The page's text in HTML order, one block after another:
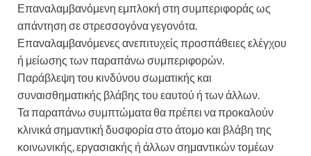
Επαναλαμβανόμενη εμπλοκή στη συμπεριφοράς ως
απάντηση σε στρεσσογόνα γεγονότα.
Επαναλαμβανόμενες ανεπιτυχείς προσπάθειες ελέγχου
ή μείωσης των παραπάνω συμπεριφορών.
Παράβλεψη του κινδύνου σωματικής και
συναισθηματικής βλάβης του εαυτού ή των άλλων.
Τα παραπάνω συμπτώματα θα πρέπει να προκαλούν
κλινικά σημαντική δυσφορία στο άτομο και βλάβη της
κοινωνικής, εργασιακής ή άλλων σημαντικών τομέων